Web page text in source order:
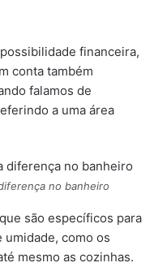
financeira,
conta também
falamos de
a uma área
no banheiro
são específicos para
como os
mesmo as cozinhas.